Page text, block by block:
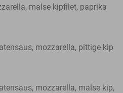
malse kipfilet, paprika
mozzarella, pittige kip
mozzarella, malse kip,